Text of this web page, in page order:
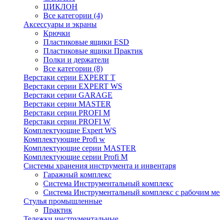
ЦИКЛОН
Все категории (4)
Аксессуары и экраны
Крючки
Пластиковые ящики ESD
Пластиковые ящики Практик
Полки и держатели
Все категории (8)
Верстаки серии EXPERT T
Верстаки серии EXPERT WS
Верстаки серии GARAGE
Верстаки серии MASTER
Верстаки серии PROFI M
Верстаки серии PROFI W
Комплектующие Expert WS
Комплектующие Profi w
Комплектующие серии MASTER
Комплектующие серии Profi M
Системы хранения инструмента и инвентаря
Гаражный комплекс
Система Инструментальный комплекс
Система Инструментальный комплекс с рабочим
Стулья промышленные
Практик